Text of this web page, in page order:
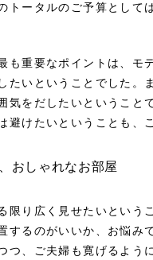
トータルのご予算とし
も重要なポイントは、モ
たいということでした。
気をだしたいということ
避けたいということも、
おしゃれなお部屋
限り広く見せたいという
するのがいいか、お悩み
つ、ご夫婦も寛げるよう